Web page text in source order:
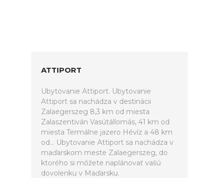
ATTIPORT
Ubytovanie Attiport. Ubytovanie
Attiport sa nachádza v destinácii
Zalaegerszeg 8,3 km od miesta
Zalaszentiván Vasútállomás, 41 km od
miesta Termálne jazero Hévíz a 48 km
od... Ubytovanie Attiport sa nachádza v
maďarskom meste Zalaegerszeg, do
ktorého si môžete naplánovať vašú
dovolenku v Maďarsku.